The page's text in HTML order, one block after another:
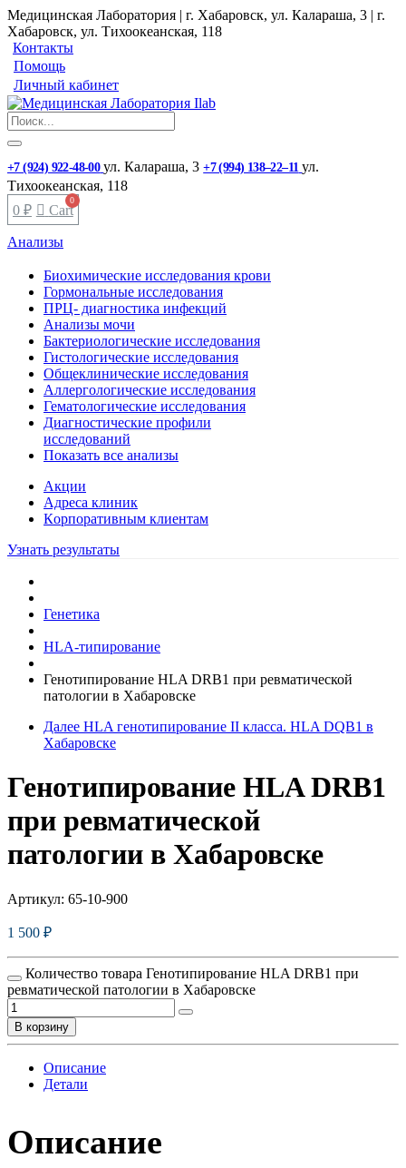
Медицинская Лаборатория | г. Хабаровск, ул. Калараша, 3 | г.
Хабаровск, ул. ​Тихоокеанская, 118
Контакты
Помощь
Личный кабинет
+7 (924) 922-48-00 ул. ​Калараша, 3 +7 (994) 138‒22‒11 ул. ​
Тихоокеанская, 118
0 ₽ Cart
Анализы
Биохимические исследования крови
Гормональные исследования
ПРЦ- диагностика инфекций
Анализы мочи
Бактериологические исследования
Гистологические исследования
Общеклинические исследования
Аллергологические исследования
Гематологические исследования
Диагностические профили
исследований
Показать все анализы
Акции
Адреса клиник
Кoрпоративным клиентам
Узнать результаты
Генетика
HLA-типирование
Генотипирование HLA DRВ1 при ревматической
патологии в Хабаровске
Далее HLA генотипирование II класса. HLA DQB1 в
Хабаровске
Генотипирование HLA DRВ1
при ревматической
патологии в Хабаровске
Артикул: 65-10-900
1 500 ₽
Количество товара Генотипирование HLA DRВ1 при
ревматической патологии в Хабаровске
В корзину
Описание
Детали
Описание